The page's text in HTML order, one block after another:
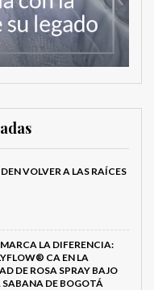
VOLVER A LAS RAÍCES
LA DIFERENCIA:
CA EN LA
DE ROSA SPRAY BAJO
DE BOGOTÁ